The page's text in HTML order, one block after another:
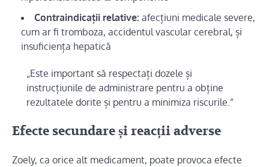
Contraindicații relative: afecțiuni medicale severe,
cum ar fi tromboza, accidentul vascular cerebral, și
insuficiența hepatică
„Este important să respectați dozele și
instrucțiunile de administrare pentru a obține
rezultatele dorite și pentru a minimiza riscurile.”
Efecte secundare și reacții adverse
Zoely, ca orice alt medicament, poate provoca efecte